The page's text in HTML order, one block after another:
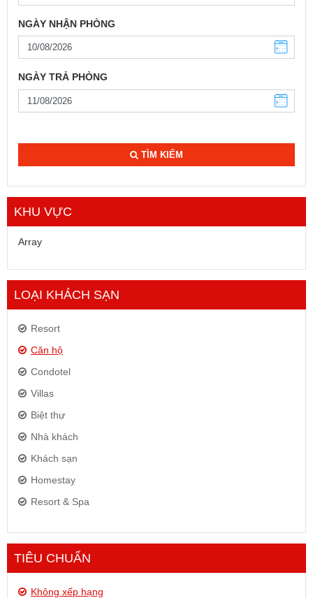
NGÀY NHẬN PHÒNG
NGÀY TRẢ PHÒNG
TÌM KIẾM
KHU VỰC
Array
LOẠI KHÁCH SẠN
Resort
Căn hộ
Condotel
Villas
Biệt thự
Nhà khách
Khách sạn
Homestay
Resort & Spa
TIÊU CHUẨN
Không xếp hạng